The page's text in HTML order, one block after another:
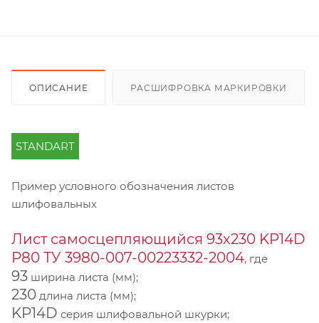
ОПИСАНИЕ РАСШИФРОВКА МАРКИРОВКИ
STANDART
Пример условного обозначения листов
шлифовальных
Лист самосцепляющийся 93х230 KP14D
Р80 ТУ 3980-007-00223332-2004, где
93 ширина листа (мм);
230 длина листа (мм);
KP14D серия шлифовальной шкурки;